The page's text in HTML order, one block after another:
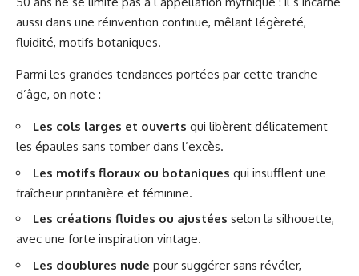
aussi dans une réinvention continue, mêlant légèreté,
fluidité, motifs botaniques.
Parmi les grandes tendances portées par cette tranche
d’âge, on note :
Les cols larges et ouverts qui libèrent délicatement
les épaules sans tomber dans l’excès.
Les motifs floraux ou botaniques qui insufflent une
fraîcheur printanière et féminine.
Les créations fluides ou ajustées selon la silhouette,
avec une forte inspiration vintage.
Les doublures nude pour suggérer sans révéler,